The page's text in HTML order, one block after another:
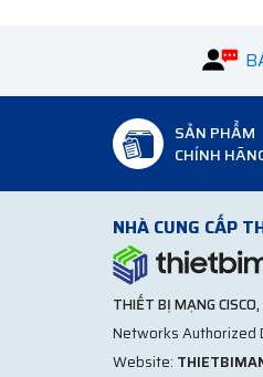
SẢN PHẨM
CHÍNH
NHÀ CUNG CẤP
THIẾT BỊ MẠNG
Networks Authorized
Website: